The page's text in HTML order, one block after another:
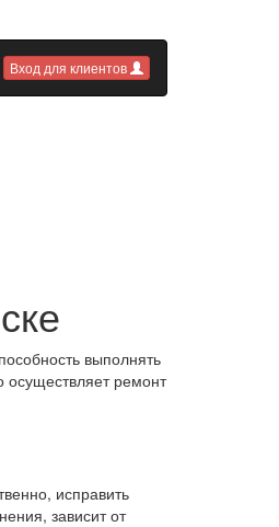
Вход для клиентов
выполнять
осуществляет ремонт
исправить
зависит от